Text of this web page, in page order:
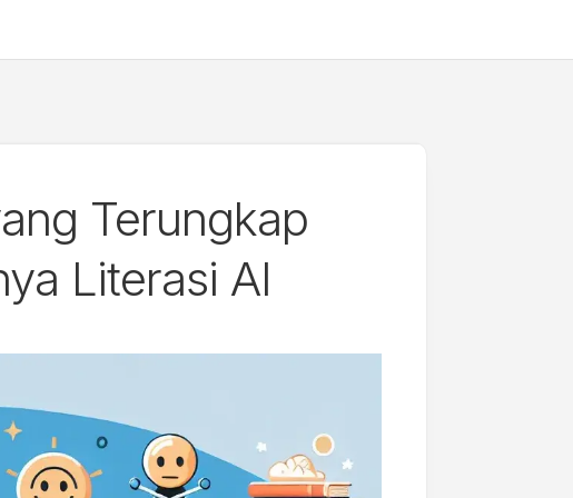
Terungkap
Literasi AI